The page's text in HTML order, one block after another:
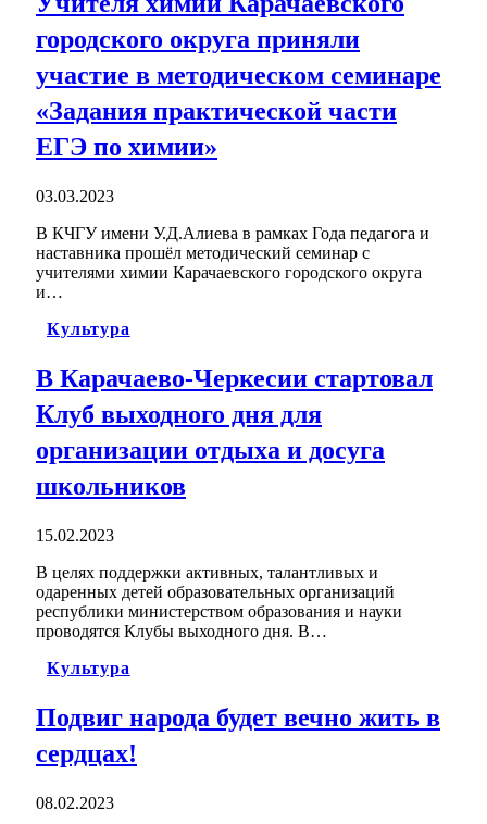
городского округа приняли
участие в методическом семинаре
«Задания практической части
ЕГЭ по химии»
03.03.2023
В КЧГУ имени У.Д.Алиева в рамках Года педагога и
наставника прошёл методический семинар с
учителями химии Карачаевского городского округа
и…
Культура
В Карачаево-Черкесии стартовал
Клуб выходного дня для
организации отдыха и досуга
школьников
15.02.2023
В целях поддержки активных, талантливых и
одаренных детей образовательных организаций
республики министерством образования и науки
проводятся Клубы выходного дня. В…
Культура
Подвиг народа будет вечно жить в
сердцах!
08.02.2023